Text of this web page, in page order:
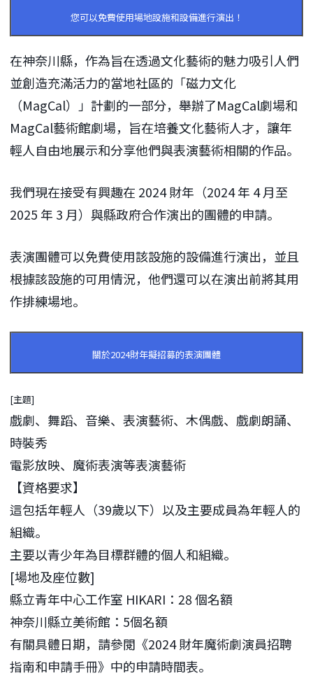
您可以免費使用場地設施和設備進行演出！
在神奈川縣，作為旨在透過文化藝術的魅力吸引人們
並創造充滿活力的當地社區的「磁力文化
（MagCal）」計劃的一部分，舉辦了MagCal劇場和
MagCal藝術館劇場，旨在培養文化藝術人才，讓年
輕人自由地展示和分享他們與表演藝術相關的作品。
我們現在接受有興趣在 2024 財年（2024 年 4 月至
2025 年 3 月）與縣政府合作演出的團體的申請。
表演團體可以免費使用該設施的設備進行演出，並且
根據該設施的可用情況，他們還可以在演出前將其用
作排練場地。
關於2024財年擬招募的表演團體
[主題]
戲劇、舞蹈、音樂、表演藝術、木偶戲、戲劇朗誦、
時裝秀
電影放映、魔術表演等表演藝術
【資格要求】
這包括年輕人（39歲以下）以及主要成員為年輕人的
組織。
主要以青少年為目標群體的個人和組織。
[場地及座位數]
縣立青年中心工作室 HIKARI：28 個名額
神奈川縣立美術館：5個名額
有關具體日期，請參閱《2024 財年魔術劇演員招聘
指南和申請手冊》中的申請時間表。